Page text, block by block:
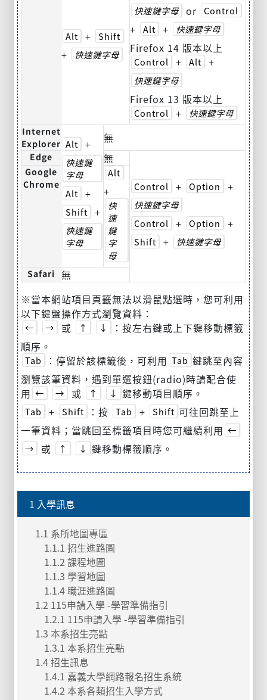
Alt + Shift
+ 快速鍵字母
快速鍵字母 or Control
+ Alt + 快速鍵字母
Firefox 14 版本以上
Control + Alt +
快速鍵字母
Firefox 13 版本以上
Control + 快速鍵字母
Internet
Explorer Alt +
快速鍵
字母
Alt
+
Shift +
快速鍵
字母
無
Edge 無
Control + Option +
快速鍵字母
Control
+ Option +
Shift + 快速鍵字母
Google
Chrome
Alt
+
快
速
鍵
字
母
Safari
無
※當本網站項目頁籤無法以滑鼠點選時，您可利用
以下鍵盤操作方式瀏覽資料：
← → 或 ↑ ↓
：按左右鍵或上下鍵移動標籤
順序。
Tab ：停留於該標籤後，可利用 Tab 鍵跳至內容
瀏覽該筆資料，遇到單選按鈕(radio)時請配合使
用 ← → 或 ↑ ↓ 鍵移動項目順序。
Tab + Shift ：按 Tab + Shift 可往回跳至上
一筆資料；當跳回至標籤項目時您可繼續利用 ←
→
或 ↑ ↓ 鍵移動標籤順序。
1 入學訊息
1.1 系所地圖專區
1.1.1 招生進路圖
1.1.2 課程地圖
1.1.3 學習地圖
1.1.4 職涯進路圖
1.2 115申請入學 -學習準備指引
1.2.1 115申請入學 -學習準備指引
1.3 本系招生亮點
1.3.1 本系招生亮點
1.4 招生訊息
1.4.1 嘉義大學網路報名招生系統
1.4.2 本系各類招生入學方式